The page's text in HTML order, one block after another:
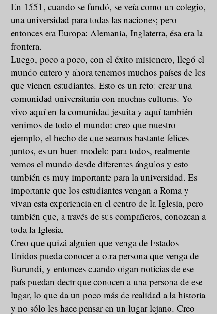
En 1551, cuando se fundó, se veía como un colegio,
una universidad para todas las naciones; pero
entonces era Europa: Alemania, Inglaterra, ésa era la
frontera.
Luego, poco a poco, con el éxito misionero, llegó el
mundo entero y ahora tenemos muchos países de los
que vienen estudiantes. Esto es un reto: crear una
comunidad universitaria con muchas culturas. Yo
vivo aquí en la comunidad jesuita y aquí también
venimos de todo el mundo: creo que nuestro
ejemplo, el hecho de que seamos bastante felices
juntos, es un buen modelo para todos, realmente
vemos el mundo desde diferentes ángulos y esto
también es muy importante para la universidad. Es
importante que los estudiantes vengan a Roma y
vivan esta experiencia en el centro de la Iglesia, pero
también que, a través de sus compañeros, conozcan a
toda la Iglesia.
Creo que quizá alguien que venga de Estados
Unidos pueda conocer a otra persona que venga de
Burundi, y entonces cuando oigan noticias de ese
país puedan decir que conocen a una persona de ese
lugar, lo que da un poco más de realidad a la historia
y no sólo les hace pensar en un lugar lejano. Creo